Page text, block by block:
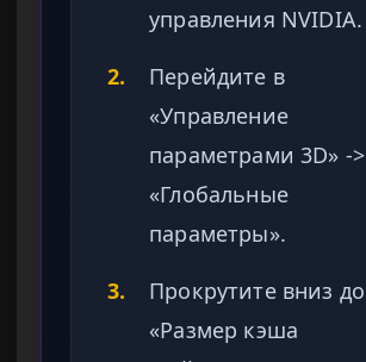
управления NVIDIA.
2.
Перейдите в
«Управление
параметрами 3D» ->
«Глобальные
параметры».
3.
Прокрутите вниз до
«Размер кэша